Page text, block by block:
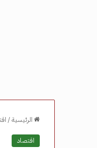
الرئيسية/
اقتصاد